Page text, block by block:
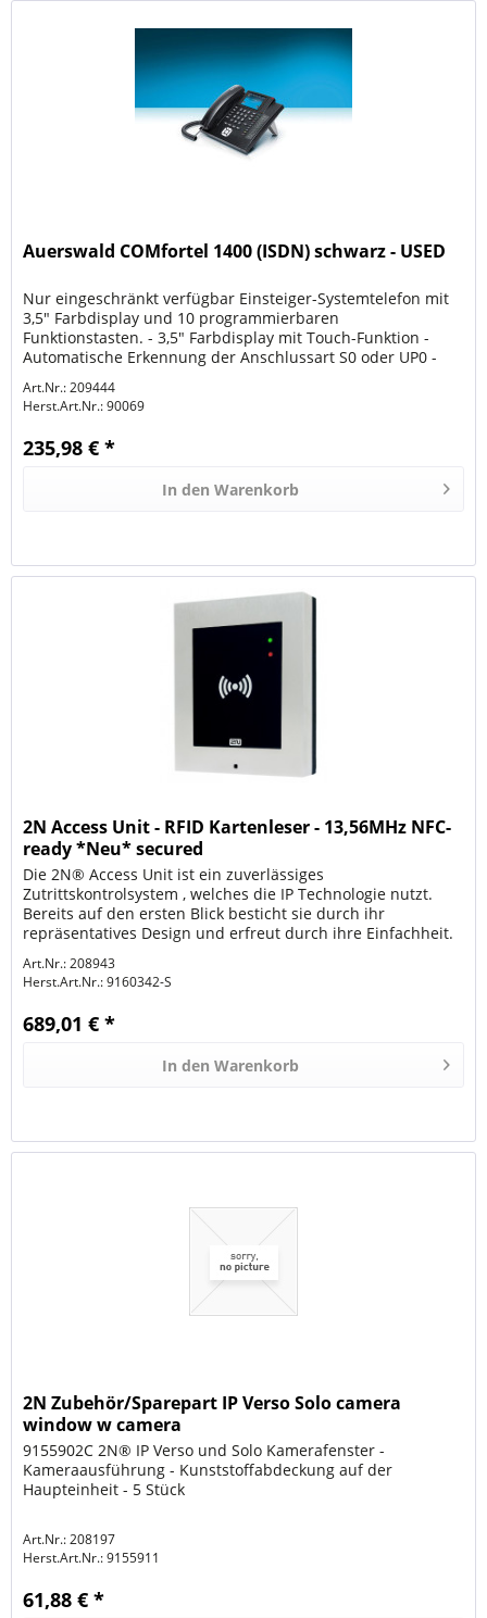
Auerswald COMfortel 1400 (ISDN) schwarz - USED
Nur eingeschränkt verfügbar Einsteiger-Systemtelefon mit
3,5" Farbdisplay und 10 programmierbaren
Funktionstasten. - 3,5" Farbdisplay mit Touch-Funktion -
Automatische Erkennung der Anschlussart S0 oder UP0 -
Art.Nr.: 209444
Herst.Art.Nr.:90069
235,98 € *
In den Warenkorb
2N Access Unit - RFID Kartenleser - 13,56MHz NFC-
ready *Neu* secured
Die 2N® Access Unit ist ein zuverlässiges
Zutrittskontrolsystem , welches die IP Technologie nutzt.
Bereits auf den ersten Blick besticht sie durch ihr
repräsentatives Design und erfreut durch ihre Einfachheit.
Art.Nr.: 208943
Herst.Art.Nr.:9160342-S
689,01 € *
In den Warenkorb
2N Zubehör/Sparepart IP Verso Solo camera
window w camera
9155902C 2N® IP Verso und Solo Kamerafenster -
Kameraausführung - Kunststoffabdeckung auf der
Haupteinheit - 5 Stück
Art.Nr.: 208197
Herst.Art.Nr.:9155911
61,88 € *